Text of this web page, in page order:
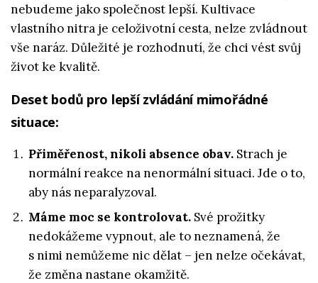
nebudeme jako společnost lepší. Kultivace
vlastního nitra je celoživotní cesta, nelze zvládnout
vše naráz. Důležité je rozhodnutí, že chci vést svůj
život ke kvalitě.
Deset bodů pro lepší zvládání mimořádné
situace:
Přiměřenost, nikoli absence obav. Strach je
normální reakce na nenormální situaci. Jde o to,
aby nás neparalyzoval.
Máme moc se kontrolovat. Své prožitky
nedokážeme vypnout, ale to neznamená, že
s nimi nemůžeme nic dělat – jen nelze očekávat,
že změna nastane okamžitě.